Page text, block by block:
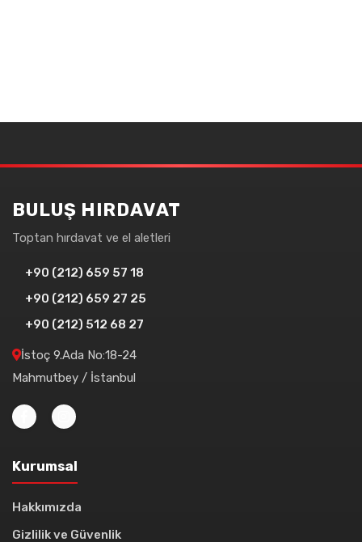
BULUŞ HIRDAVAT
Toptan hırdavat ve el aletleri
+90 (212) 659 57 18
+90 (212) 659 27 25
+90 (212) 512 68 27
İstoç 9.Ada No:18-24
Mahmutbey / İstanbul
Kurumsal
Hakkımızda
Gizlilik ve Güvenlik